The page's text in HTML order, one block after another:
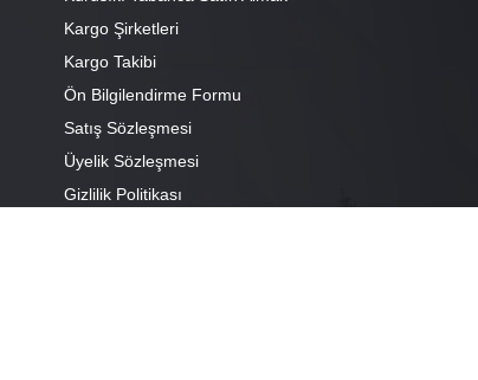
Kargo Şirketleri
Kargo Takibi
Ön Bilgilendirme Formu
Satış Sözleşmesi
Üyelik Sözleşmesi
Gizlilik Politikası